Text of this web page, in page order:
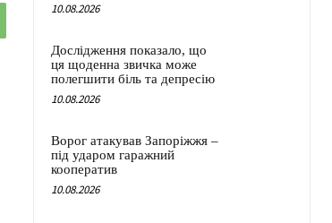
10.08.2026
Дослідження показало, що
ця щоденна звичка може
полегшити біль та депресію
10.08.2026
Ворог атакував Запоріжжя –
під ударом гаражний
кооператив
10.08.2026